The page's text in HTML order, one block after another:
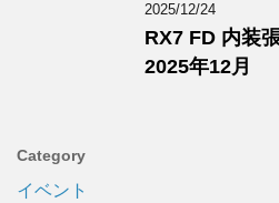
2025/12/24
RX7 FD 内装
2025年12月
Category
イベント